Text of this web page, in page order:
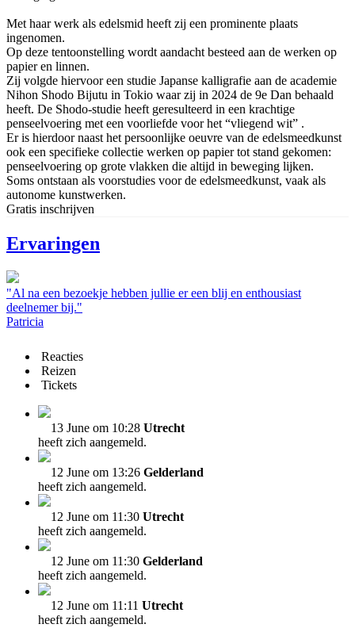
Met haar werk als edelsmid heeft zij een prominente plaats
ingenomen.
Op deze tentoonstelling wordt aandacht besteed aan de werken op
papier en linnen.
Zij volgde hiervoor een studie Japanse kalligrafie aan de academie
Nihon Shodo Bijutu in Tokio waar zij in 2024 de 9e Dan behaald
heeft. De Shodo-studie heeft geresulteerd in een krachtige
penseelvoering met een voorliefde voor het “vliegend wit” .
Er is hierdoor naast het persoonlijke oeuvre van de edelsmeedkunst
ook een specifieke collectie werken op papier tot stand gekomen:
penseelvoering op grote vlakken die altijd in beweging lijken.
Soms ontstaan als voorstudies voor de edelsmeedkunst, vaak als
autonome kunstwerken.
Gratis inschrijven
Ervaringen
"Al na een bezoekje hebben jullie er een blij en enthousiast
deelnemer bij."
Patricia
Reacties
Reizen
Tickets
13 June om 10:28 Utrecht
heeft zich aangemeld.
12 June om 13:26 Gelderland
heeft zich aangemeld.
12 June om 11:30 Utrecht
heeft zich aangemeld.
12 June om 11:30 Gelderland
heeft zich aangemeld.
12 June om 11:11 Utrecht
heeft zich aangemeld.